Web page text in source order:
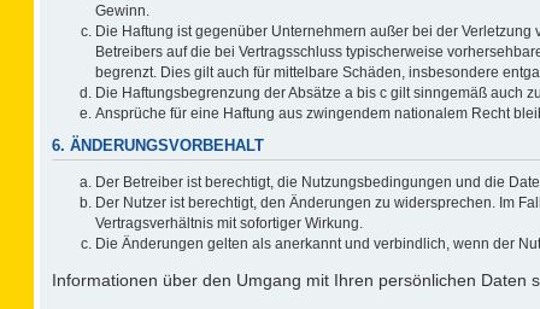
Gewinn.
Die Haftung ist gegenüber Unternehmern außer bei der
Betreibers auf die bei Vertragsschluss typischerweise
begrenzt. Dies gilt auch für mittelbare Schäden, insbesondere
Die Haftungsbegrenzung der Absätze a bis c gilt sinngemäß auch
Ansprüche für eine Haftung aus zwingendem nationalem Recht
6. ÄNDERUNGSVORBEHALT
Der Betreiber ist berechtigt, die Nutzungsbedingungen und die
Der Nutzer ist berechtigt, den Änderungen zu widersprechen. Im
Vertragsverhältnis mit sofortiger Wirkung.
Die Änderungen gelten als anerkannt und verbindlich, wenn der
Informationen über den Umgang mit Ihren persönlichen Daten